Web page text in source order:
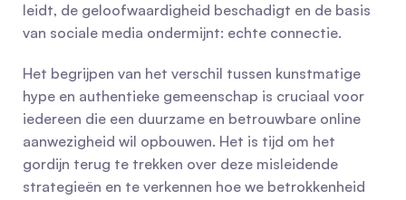
leidt, de geloofwaardigheid beschadigt en de basis
van sociale media ondermijnt: echte connectie.
Het begrijpen van het verschil tussen kunstmatige
hype en authentieke gemeenschap is cruciaal voor
iedereen die een duurzame en betrouwbare online
aanwezigheid wil opbouwen. Het is tijd om het
gordijn terug te trekken over deze misleidende
strategieën en te verkennen hoe we betrokkenheid